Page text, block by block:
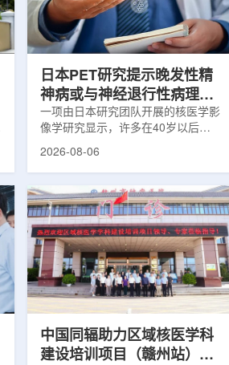
日本PET研究提示晚发性精
神病或与神经退行性病理相
关
一项由日本研究团队开展的核医学影
像学研究显示，许多在40岁以后首
次出现幻觉、妄想等精神病性症状的
常沉积。研究纳入37名晚发性精神
病患者和47名年龄匹配的健康对照
者。研究人员采用淀粉样蛋白PET示
踪剂^11C-PiB，以及tau蛋白PET示
踪剂^18F-florzolotau，对受试者大
脑中的β-淀粉样蛋白和tau蛋白积累
情况进行评估。结果显示，晚发性精
2026-08-06
中国同辐助力区域核医学科
建设培训项目（赣州站）与